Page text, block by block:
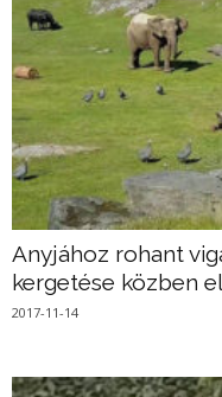
Anyjához rohant
kergetése közben
2017-11-14